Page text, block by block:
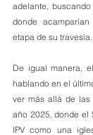
adelante,
donde
etapa de su travesía.
De igual manera,
hablando en el
ver más allá de las
año 2025, donde el
IPV como una